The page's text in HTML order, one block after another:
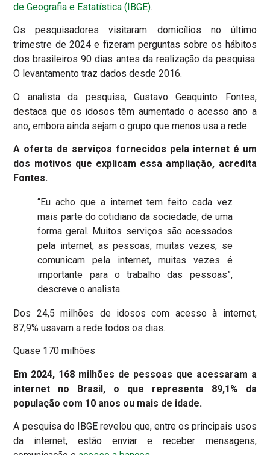
de Geografia e Estatística (IBGE).
Os pesquisadores visitaram domicílios no último
trimestre de 2024 e fizeram perguntas sobre os hábitos
dos brasileiros 90 dias antes da realização da pesquisa.
O levantamento traz dados desde 2016.
O analista da pesquisa, Gustavo Geaquinto Fontes,
destaca que os idosos têm aumentado o acesso ano a
ano, embora ainda sejam o grupo que menos usa a rede.
A oferta de serviços fornecidos pela internet é um
dos motivos que explicam essa ampliação, acredita
Fontes.
“Eu acho que a internet tem feito cada vez
mais parte do cotidiano da sociedade, de uma
forma geral. Muitos serviços são acessados
pela internet, as pessoas, muitas vezes, se
comunicam pela internet, muitas vezes é
importante para o trabalho das pessoas”,
descreve o analista.
Dos 24,5 milhões de idosos com acesso à internet,
87,9% usavam a rede todos os dias.
Quase 170 milhões
Em 2024, 168 milhões de pessoas que acessaram a
internet no Brasil, o que representa 89,1% da
população com 10 anos ou mais de idade.
A pesquisa do IBGE revelou que, entre os principais usos
da internet, estão enviar e receber mensagens,